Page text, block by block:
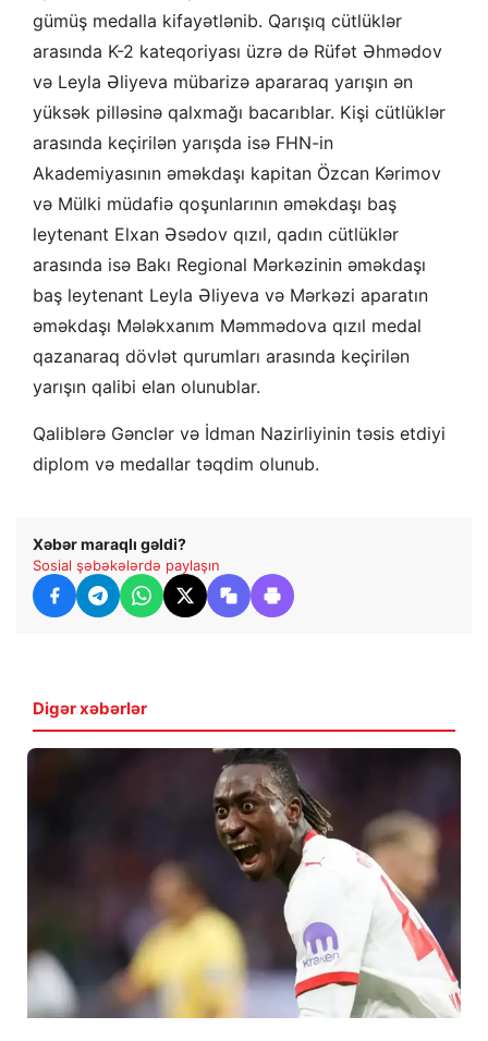
gümüş medalla kifayətlənib. Qarışıq cütlüklər
arasında K-2 kateqoriyası üzrə də Rüfət Əhmədov
və Leyla Əliyeva mübarizə apararaq yarışın ən
yüksək pilləsinə qalxmağı bacarıblar. Kişi cütlüklər
arasında keçirilən yarışda isə FHN-in
Akademiyasının əməkdaşı kapitan Özcan Kərimov
və Mülki müdafiə qoşunlarının əməkdaşı baş
leytenant Elxan Əsədov qızıl, qadın cütlüklər
arasında isə Bakı Regional Mərkəzinin əməkdaşı
baş leytenant Leyla Əliyeva və Mərkəzi aparatın
əməkdaşı Mələkxanım Məmmədova qızıl medal
qazanaraq dövlət qurumları arasında keçirilən
yarışın qalibi elan olunublar.
Qaliblərə Gənclər və İdman Nazirliyinin təsis etdiyi
diplom və medallar təqdim olunub.
Xəbər maraqlı gəldi?
Sosial şəbəkələrdə paylaşın
Digər xəbərlər